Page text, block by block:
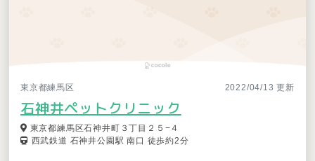
東京都練馬区 2022/04/13 更新
石神井ペットクリニック
東京都練馬区石神井町３丁目２５−４
西武鉄道 石神井公園駅 南口 徒歩約2分